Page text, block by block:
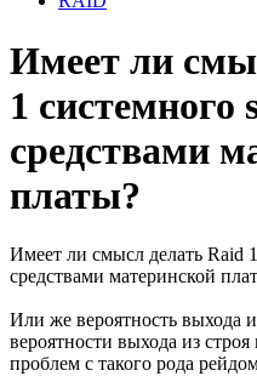
Имеет ли
1 системного
средствами
платы?
Имеет ли смысл делать Raid
средствами материнской
Или же вероятность выхода
вероятности выхода из
проблем с такого рода